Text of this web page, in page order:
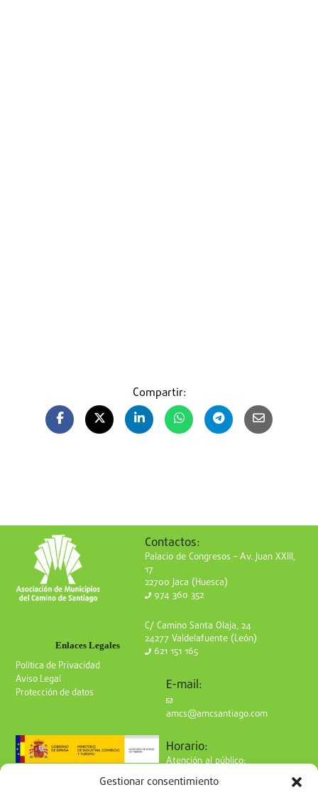
Gestionar consentimiento
Compartir:
Enlaces Legales
Política de Privacidad
Aviso Legal
Protección de datos
Contactos:
Palacio de Congresos – Av. Juan XXIII,
17
22700 Jaca (Huesca)
974 360 352
C/ Camino Santa Olaja, 24
24277 Valdelafuente (León)
621 151 165
E-mail:
amcs@amcsantiago.com
Horario:
Atención al público:
de Lunes a Viernes
de 9 a 15h